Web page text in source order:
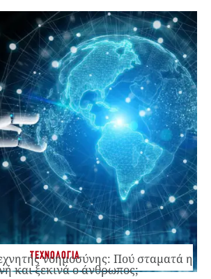
ΤΕΧΝΟΛΟΓΙΑ
νοημοσύνης: Πού σταματά η
και ξεκινά ο άνθρωπος;